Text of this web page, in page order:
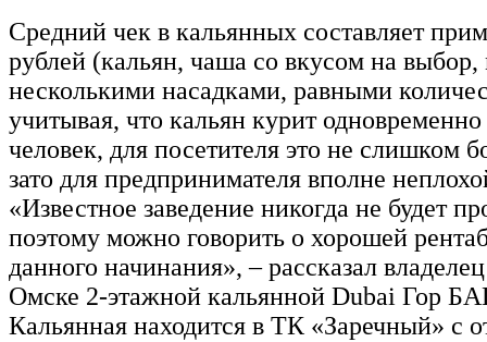
Средний чек в кальянных составляет
рублей (кальян, чаша со вкусом на
несколькими насадками, равными
учитывая, что кальян курит
человек, для посетителя это не слишком
зато для предпринимателя вполне
«Известное заведение никогда не будет
поэтому можно говорить о хорошей
данного начинания», – рассказал
Омске 2-этажной кальянной Dubai Гор
Кальянная находится в ТК «Заречный» с